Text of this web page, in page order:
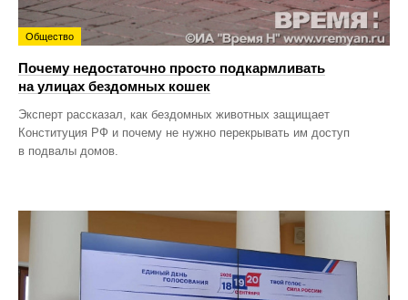
Общество
Почему недостаточно просто подкармливать
на улицах бездомных кошек
Эксперт рассказал, как бездомных животных защищает
Конституция РФ и почему не нужно перекрывать им доступ
в подвалы домов.